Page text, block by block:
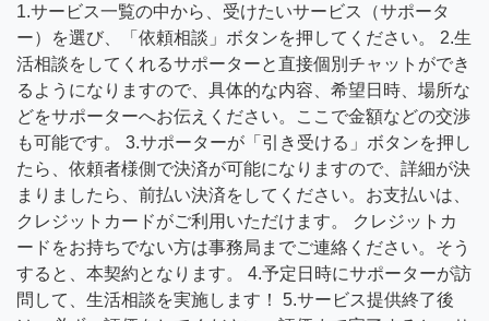
1.サービス一覧の中から、受けたいサービス（サポータ
ー）を選び、「依頼相談」ボタンを押してください。 2.生
活相談をしてくれるサポーターと直接個別チャットができ
るようになりますので、具体的な内容、希望日時、場所な
どをサポーターへお伝えください。ここで金額などの交渉
も可能です。 3.サポーターが「引き受ける」ボタンを押し
たら、依頼者様側で決済が可能になりますので、詳細が決
まりましたら、前払い決済をしてください。お支払いは、
クレジットカードがご利用いただけます。 クレジットカ
ードをお持ちでない方は事務局までご連絡ください。そう
すると、本契約となります。 4.予定日時にサポーターが訪
問して、生活相談を実施します！ 5.サービス提供終了後